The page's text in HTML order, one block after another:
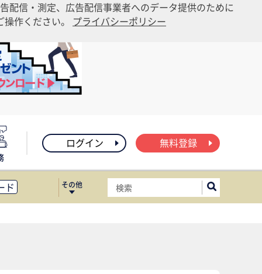
配信・測定、広告配信事業者へのデータ提供のために
作ください。 プライバシーポリシー
ログイン 無料登録
ド
ス移転
その他